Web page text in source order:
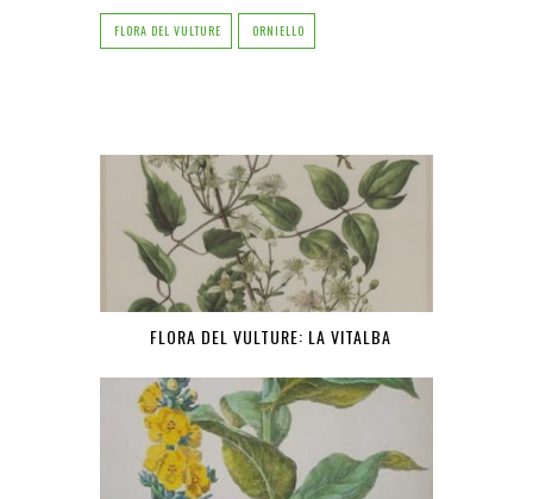
FLORA DEL VULTURE ORNIELLO
FLORA DEL VULTURE: LA VITALBA